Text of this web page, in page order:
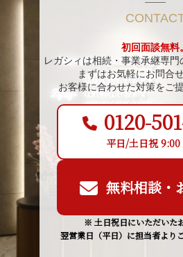
初回面談無料。
レガシィは相続・事業承継専門
まずはお気軽にお問合
お客様に合わせた対策をご
0120-
平日/土日祝 9:00
無料相談・
※ 土日祝日にいただいた
翌営業日（平日）に担当者より